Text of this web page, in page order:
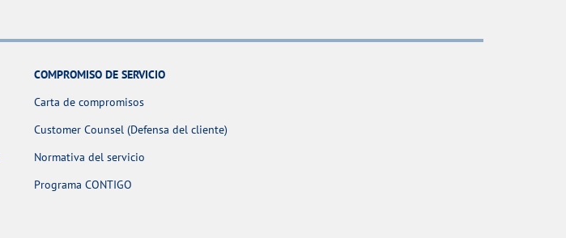
COMPROMISO DE SERVICIO
Carta de compromisos
Customer Counsel (Defensa del cliente)
Normativa del servicio
Programa CONTIGO